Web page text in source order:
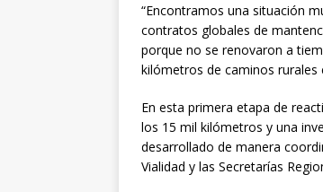
“Encontramos una situación
contratos globales de
porque no se renovaron a
kilómetros de caminos rurales
En esta primera etapa de
los 15 mil kilómetros y una
desarrollado de manera
Vialidad y las Secretarías